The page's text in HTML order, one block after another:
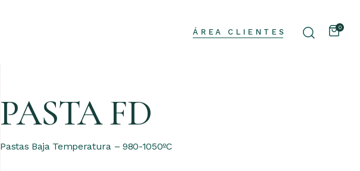
ÁREA CLIENTES
0
PASTA FD
Pastas Baja Temperatura – 980-1050ºC